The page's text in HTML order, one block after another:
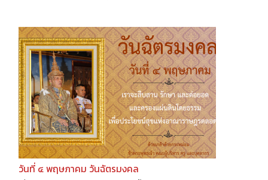
วันที่ ๔ พฤษภาคม วันฉัตรมงคล